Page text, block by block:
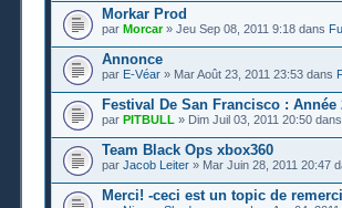
Morkar Prod
par Morcar» Jeu Sep 08, 2011 9:18 dans
Annonce
par E-Véar » Mar Août 23, 2011 23:53 dans
Festival De San Francisco : Année
par PITBULL » Dim Juil 03, 2011 20:50 dans
Team Black Ops xbox360
par Jacob Leiter » Mar Juin 28, 2011 20:47
Merci! -ceci est un topic de